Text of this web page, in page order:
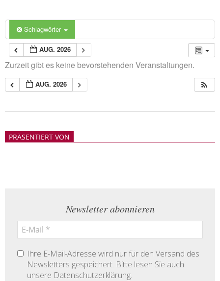
Schlagwörter
AUG. 2026
Zurzeit gibt es keine bevorstehenden Veranstaltungen.
AUG. 2026
21PRÄSENTIERT VON
Newsletter abonnieren
Ihre E-Mail-Adresse wird nur für den Versand des
Newsletters gespeichert. Bitte lesen Sie auch
unsere Datenschutzerklärung.